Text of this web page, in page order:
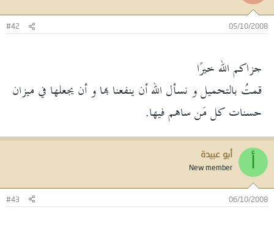
05/10/2008
#42
جزاكم الله خيرًا
قمتُ بالتحميل و نسأل الله أن ينفعنا بها و أن يجعلها في ميزان
حسنات كل مَن ساهم فيها.
أبو عبيدة
New member
06/10/2008
#43